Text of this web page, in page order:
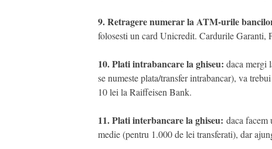
9. Retragere numerar la ATM-urile
folosesti un card Unicredit. Cardurile Garanti,
10. Plati intrabancare la ghiseu: daca mergi
se numeste plata/transfer intrabancar), va
10 lei la Raiffeisen Bank.
11. Plati interbancare la ghiseu: daca facem
medie (pentru 1.000 de lei transferati), dar